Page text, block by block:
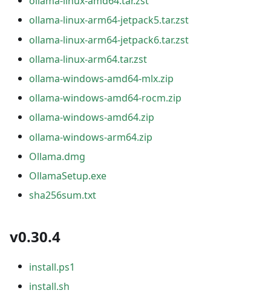
ollama-linux-arm64-jetpack5.tar.zst
ollama-linux-arm64-jetpack6.tar.zst
ollama-linux-arm64.tar.zst
ollama-windows-amd64-mlx.zip
ollama-windows-amd64-rocm.zip
ollama-windows-amd64.zip
ollama-windows-arm64.zip
Ollama.dmg
OllamaSetup.exe
sha256sum.txt
v0.30.4
install.ps1
install.sh